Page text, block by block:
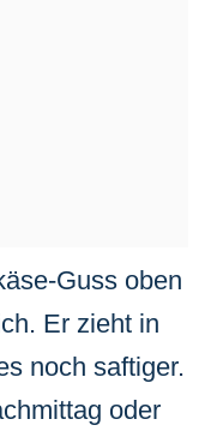
Guss oben
Er zieht in
noch saftiger.
oder